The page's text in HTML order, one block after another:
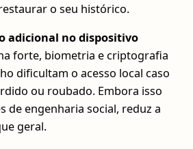
o seu histórico.
adicional no dispositivo
forte, biometria e criptografia
dificultam o acesso local caso
ou roubado. Embora isso
de engenharia social, reduz a
geral.